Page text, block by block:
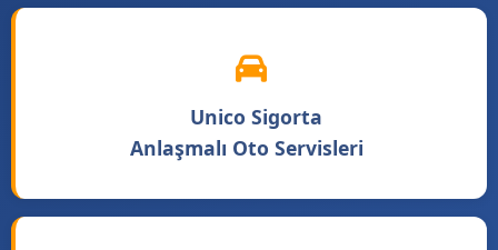
Unico Sigorta
Anlaşmalı Oto Servisleri